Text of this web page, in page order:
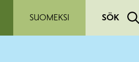
SUOMEKSI
SÖK